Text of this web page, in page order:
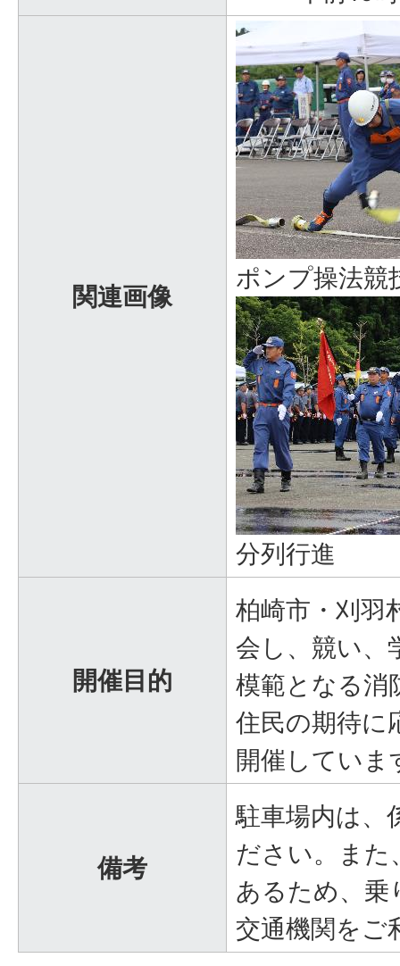
関連画像
ポンプ操法競
分列行進
開催目的
柏崎市・刈羽
会し、競い、
模範となる消
住民の期待に
開催していま
備考
駐車場内は、
ださい。また
あるため、乗
交通機関をご